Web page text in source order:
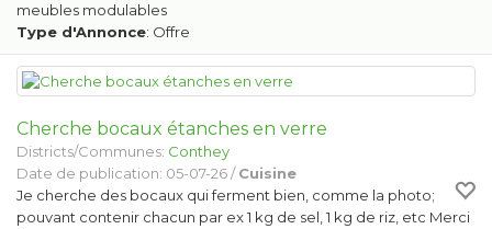
meubles modulables
Type d'Annonce: Offre
Cherche bocaux étanches en verre
Districts/Communes: Conthey
Date de publication: 05-07-26 /Cuisine
Je cherche des bocaux qui ferment bien, comme la photo;
pouvant contenir chacun par ex 1 kg de sel, 1 kg de riz, etc Merci